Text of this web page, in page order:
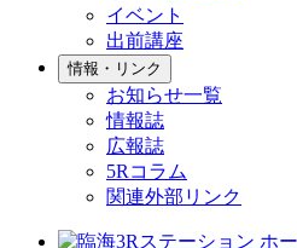
イベント
出前講座
情報・リンク
お知らせ一覧
情報誌
広報誌
5Rコラム
関連外部リンク